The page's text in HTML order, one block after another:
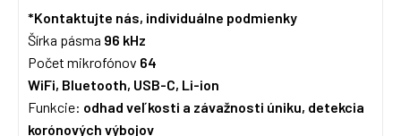
*Kontaktujte nás, individuálne podmienky
Šírka pásma 96 kHz
Počet mikrofónov 64
WiFi, Bluetooth, USB-C, Li-ion
Funkcie: odhad veľkosti a závažnosti úniku, detekcia
korónových výbojov